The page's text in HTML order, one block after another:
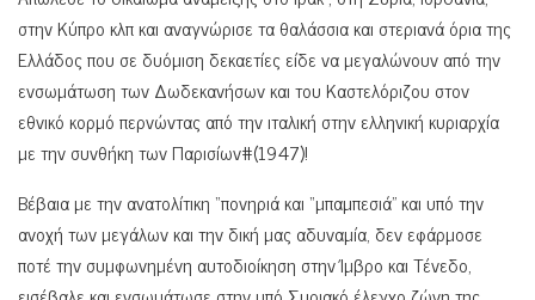
στην Κύπρο κλπ και αναγνώρισε τα θαλάσσια και στεριανά όρια της
Ελλάδος που σε δυόμιση δεκαετίες είδε να μεγαλώνουν από την
ενσωμάτωση των Δωδεκανήσων και του Καστελόριζου στον
εθνικό κορμό περνώντας από την ιταλική στην ελληνική κυριαρχία
με την συνθήκη των Παρισίων#(1947)!
Βέβαια με την ανατολίτικη “πονηριά και “μπαμπεσιά” και υπό την
ανοχή των μεγάλων και την δική μας αδυναμία, δεν εφάρμοσε
ποτέ την συμφωνημένη αυτοδιοίκηση στην Ίμβρο και Τένεδο,